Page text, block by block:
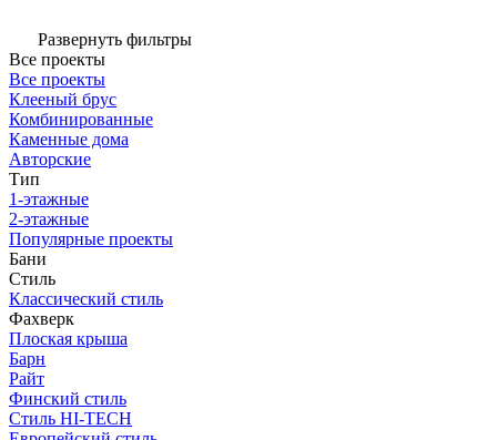
Развернуть фильтры
Все проекты
Все проекты
Клееный брус
Комбинированные
Каменные дома
Авторские
Тип
1-этажные
2-этажные
Популярные проекты
Бани
Стиль
Классический стиль
Фахверк
Плоская крыша
Барн
Райт
Финский стиль
Стиль HI-TECH